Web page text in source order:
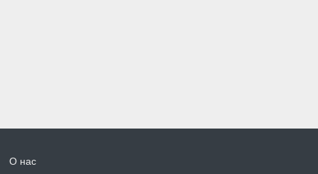
О нас